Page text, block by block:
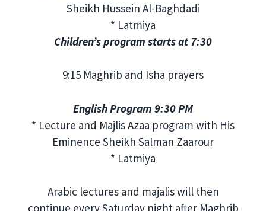
Sheikh Hussein Al-Baghdadi
* Latmiya
Children’s program starts at 7:30
9:15 Maghrib and Isha prayers
English Program 9:30 PM
* Lecture and Majlis Azaa program with His
Eminence Sheikh Salman Zaarour
* Latmiya
Arabic lectures and majalis will then
continue every Saturday night after Maghrib